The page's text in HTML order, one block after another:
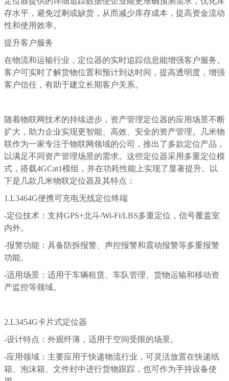
存水平，避免过剩或缺货，从而减少库存成本，提高资金流动
性和使用效率。
提升客户服务
在物流和运输行业，定位器的实时追踪信息能增强客户服务。
客户可实时了解货物位置和预计到达时间，提高透明度，增强
客户信任，有助于建立长期客户关系。
随着物联网技术的持续进步，资产管理定位器的应用场景不断
扩大，助力企业实现更智能、高效、安全的资产管理。几米物
联作为一家专注于物联网领域的公司，推出了多款定位产品，
以满足不同资产管理场景的需求。这些定位器采用多重定位模
式，搭载4GCat1模组，并在功耗性能上实现了显著提升。以
下是几款几米物联定位器及其特点：
1.L3464G便携可充电无线定位终端
-定位技术：支持GPS+北斗/Wi-Fi/LBS多重定位，信号覆盖室
内外。
-报警功能：具备防拆报警、声控报警和震动报警等多重报警
功能。
-适用场景：适用于车辆租赁、车队管理、货物运输和移动资
产监控等领域。
2.L3454G卡片式定位器
-设计特点：外观纤薄，适用于空间受限的场景。
-应用领域：主要应用于快递物流行业，可灵活放置在快递纸
箱、泡沫箱、文件封中进行货物跟踪，也可作为手持设备使